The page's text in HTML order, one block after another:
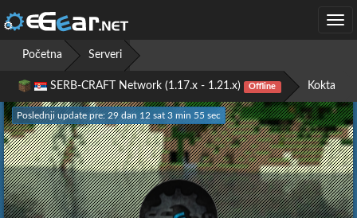
Početna
Serveri
SERB-CRAFT Network (1.17.x - 1.21.x) Offline Kokta
Poslednji update pre: 29 dan 12 sat 3 min 56 sec